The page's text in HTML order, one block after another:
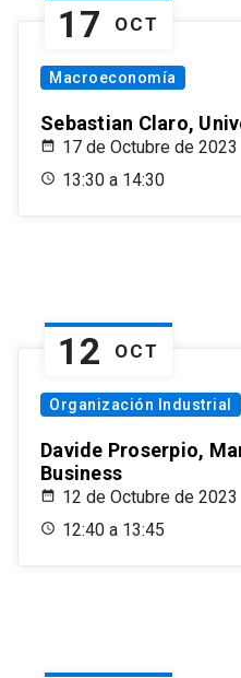
17 OCT
Macroeconomía
Sebastian Claro,
17 de Octubre de 2023
13:30 a 14:30
12 OCT
Organización Industrial
Davide Proserpio,
Business
12 de Octubre de 2023
12:40 a 13:45